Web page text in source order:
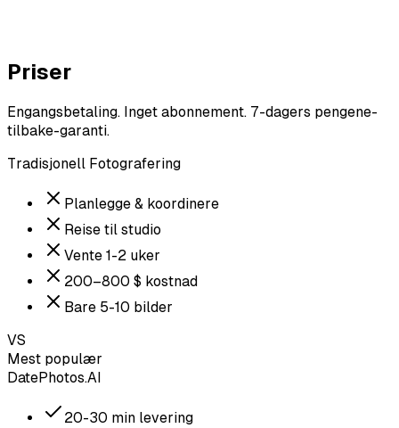
Priser
Engangsbetaling. Inget abonnement. 7-dagers pengene-
tilbake-garanti.
Tradisjonell Fotografering
Planlegge & koordinere
Reise til studio
Vente 1-2 uker
200–800 $ kostnad
Bare 5-10 bilder
VS
Mest populær
DatePhotos.AI
20-30 min levering